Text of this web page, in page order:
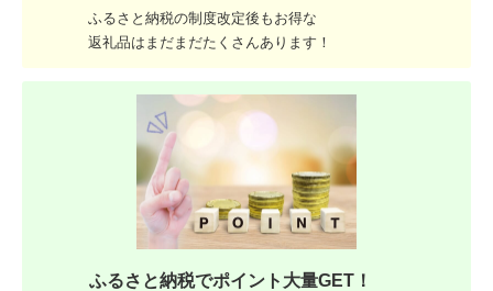
ふるさと納税の制度改定後もお得な
返礼品はまだまだたくさんあります！
ふるさと納税でポイント大量GET！